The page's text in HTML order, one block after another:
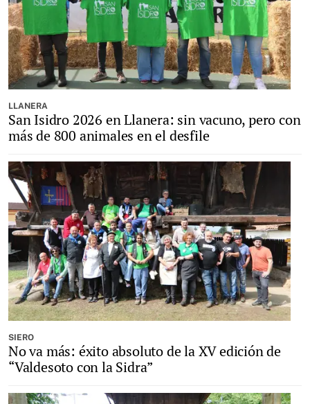
LLANERA
San Isidro 2026 en Llanera: sin vacuno, pero con
más de 800 animales en el desfile
SIERO
No va más: éxito absoluto de la XV edición de
“Valdesoto con la Sidra”